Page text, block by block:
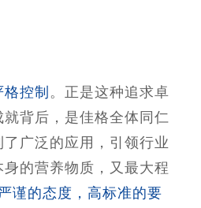
控制 。正是这种追求卓
背后，是佳格全体同仁
广泛的应用，引领行业
的营养物质，又最大程
谨的态度，高标准的要